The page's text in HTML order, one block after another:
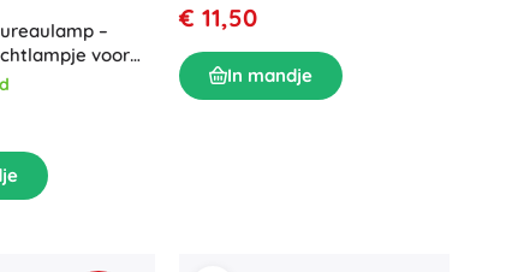
–
voor
€ 11,50
In mandje